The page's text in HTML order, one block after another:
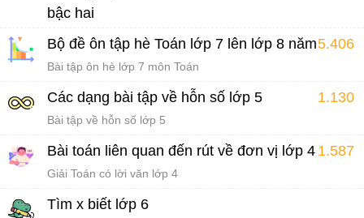
bậc hai
Bộ đề ôn tập hè Toán lớp 7 lên lớp 8 năm 2026
5.406
Bài tập ôn hè lớp 7 môn Toán
Các dạng bài tập về hỗn số lớp 5 1.130
Bài tập về hỗn số lớp 5
Bài toán liên quan đến rút về đơn vị lớp 4 1.587
Giải Toán có lời văn lớp 4
Tìm x biết lớp 6